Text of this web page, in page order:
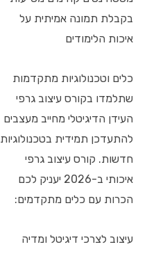
בקבלת תמונה אמיתית על
איכות הלימודים
כלים וטכנולוגיות מתקדמות
שתלמדו בקורס עיצוב גרפי
העידן הדיגיטלי מחייב מעצבים
להתעדכן תמידית בטכנולוגיות
חדשות. קורס עיצוב גרפי
איכותי ב-2026 יעניק לכם
הכרות עם כלים מתקדמים:
עיצוב לצרכי דיגיטל ומדיה